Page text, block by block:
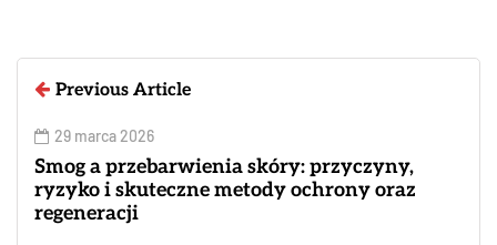
Previous Article
29 marca 2026
Smog a przebarwienia skóry: przyczyny,
ryzyko i skuteczne metody ochrony oraz
regeneracji